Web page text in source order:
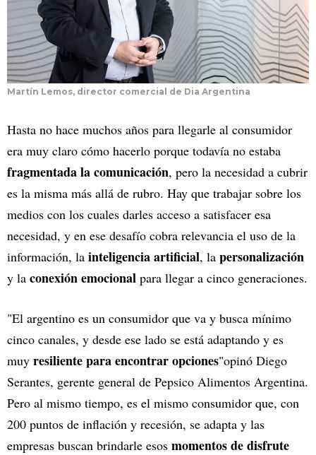
Martín Lemos, director comercial de Dia Argentina
Hasta no hace muchos años para llegarle al consumidor
era muy claro cómo hacerlo porque todavía no estaba
fragmentada la comunicación, pero la necesidad a cubrir
es la misma más allá de rubro. Hay que trabajar sobre los
medios con los cuales darles acceso a satisfacer esa
necesidad, y en ese desafío cobra relevancia el uso de la
información, la inteligencia artificial, la personalización
y la conexión emocional para llegar a cinco generaciones.
"El argentino es un consumidor que va y busca mínimo
cinco canales, y desde ese lado se está adaptando y es
muy resiliente para encontrar opciones"opinó Diego
Serantes, gerente general de Pepsico Alimentos Argentina.
Pero al mismo tiempo, es el mismo consumidor que, con
200 puntos de inflación y recesión, se adapta y las
empresas buscan brindarle esos momentos de disfrute